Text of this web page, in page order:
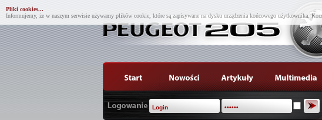
Pliki cookies...
Informujemy, że w naszym serwisie używamy plików cookie, które są zapisywane na dysku urządzenia końcowego użytkownika.